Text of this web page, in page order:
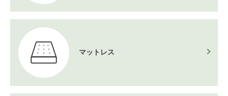
マットレス